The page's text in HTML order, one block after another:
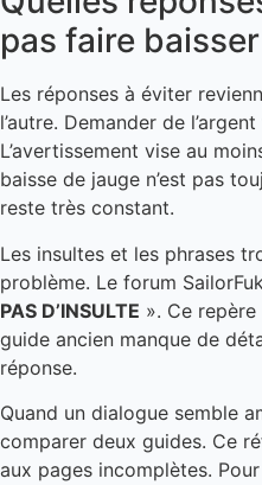
pas faire baisser
Les réponses à éviter
l’autre. Demander de
L’avertissement vise au
baisse de jauge n’est pas
reste très constant.
Les insultes et les phrases
problème. Le forum
PAS D’INSULTE ». Ce
guide ancien manque de
réponse.
Quand un dialogue semble
comparer deux guides. Ce
aux pages incomplètes.